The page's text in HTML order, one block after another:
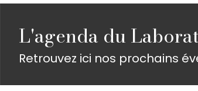
L'agenda du
Retrouvez ici nos prochains